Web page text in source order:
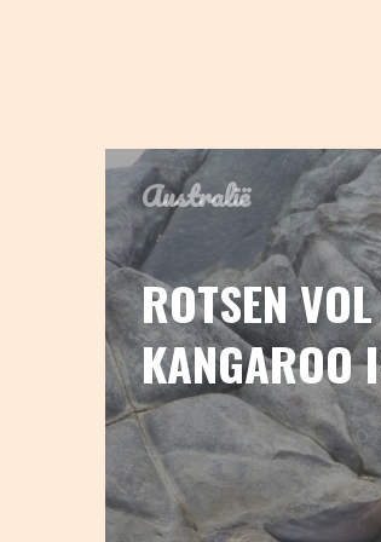
Australië
ROTSEN
KANGAROO